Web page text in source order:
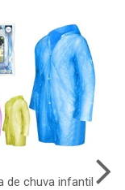
de chuva infantil